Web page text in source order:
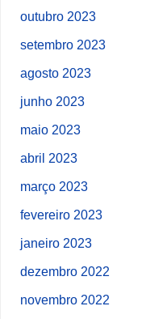
outubro 2023
setembro 2023
agosto 2023
junho 2023
maio 2023
abril 2023
março 2023
fevereiro 2023
janeiro 2023
dezembro 2022
novembro 2022